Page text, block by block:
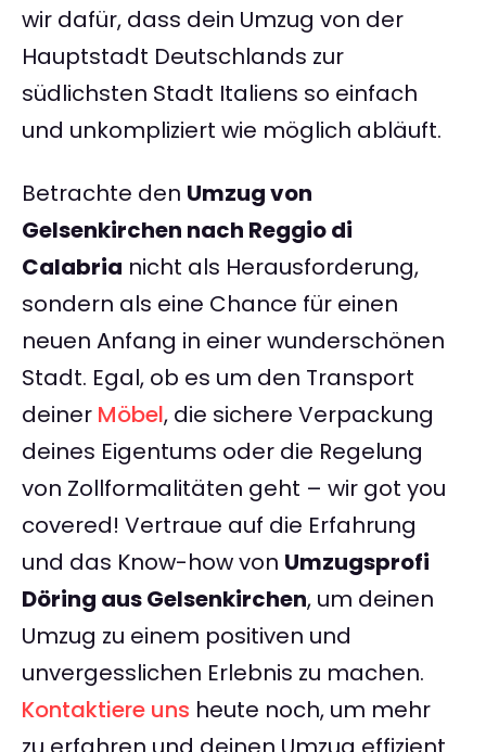
wir dafür, dass dein Umzug von der
Hauptstadt Deutschlands zur
südlichsten Stadt Italiens so einfach
und unkompliziert wie möglich abläuft.
Betrachte den Umzug von
Gelsenkirchen nach Reggio di
Calabria nicht als Herausforderung,
sondern als eine Chance für einen
neuen Anfang in einer wunderschönen
Stadt. Egal, ob es um den Transport
deiner Möbel, die sichere Verpackung
deines Eigentums oder die Regelung
von Zollformalitäten geht – wir got you
covered! Vertraue auf die Erfahrung
und das Know-how von Umzugsprofi
Döring aus Gelsenkirchen, um deinen
Umzug zu einem positiven und
unvergesslichen Erlebnis zu machen.
Kontaktiere uns heute noch, um mehr